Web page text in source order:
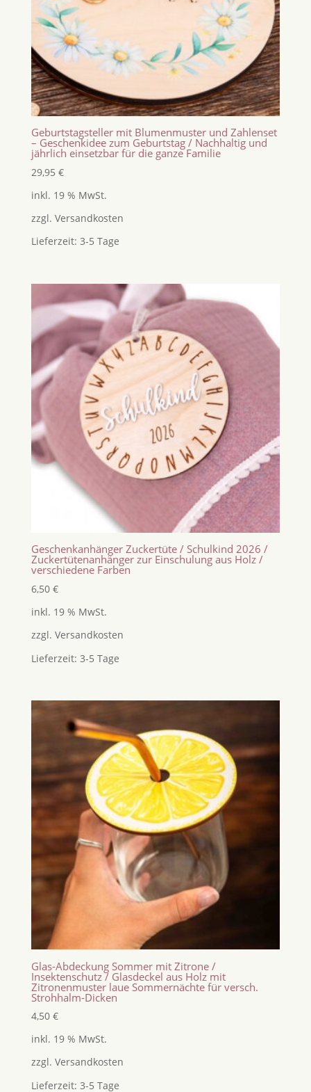
Geburtstagsteller mit Blumenmuster und Zahlenset
– Geschenkidee zum Geburtstag / Nachhaltig und
jährlich einsetzbar für die ganze Familie
29,95 €
inkl. 19 % MwSt.
zzgl. Versandkosten
Lieferzeit: 3-5 Tage
Geschenkanhänger Zuckertüte / Schulkind 2026 /
Zuckertütenanhänger zur Einschulung aus Holz /
verschiedene Farben
6,50 €
inkl. 19 % MwSt.
zzgl. Versandkosten
Lieferzeit: 3-5 Tage
Glas-Abdeckung Sommer mit Zitrone /
Insektenschutz / Glasdeckel aus Holz mit
Zitronenmuster laue Sommernächte für versch.
Strohhalm-Dicken
4,50 €
inkl. 19 % MwSt.
zzgl. Versandkosten
Lieferzeit: 3-5 Tage